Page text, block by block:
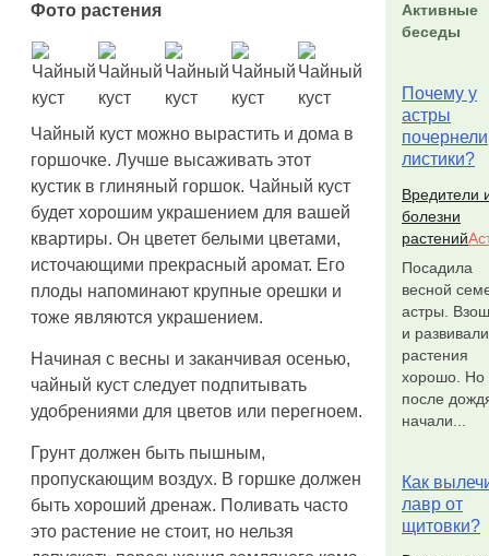
Фото растения
Чайный куст можно вырастить и дома в
горшочке. Лучше высаживать этот
кустик в глиняный горшок. Чайный куст
будет хорошим украшением для вашей
квартиры. Он цветет белыми цветами,
источающими прекрасный аромат. Его
плоды напоминают крупные орешки и
тоже являются украшением.
Начиная с весны и заканчивая осенью,
чайный куст следует подпитывать
удобрениями для цветов или перегноем.
Грунт должен быть пышным,
пропускающим воздух. В горшке должен
быть хороший дренаж. Поливать часто
это растение не стоит, но нельзя
Активные
беседы
Почему у
астры
почернели
листики?
Вредители
болезни
растений
Посадила
весной
астры.
и
растения
хорошо. Но
после
начали...
Как
лавр от
щитовки?